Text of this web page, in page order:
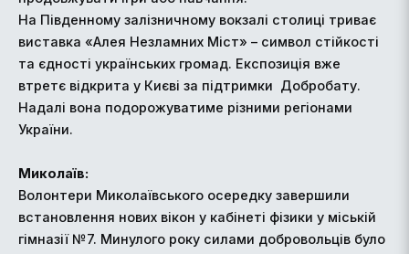
На Південному залізничному вокзалі столиці триває
виставка «Алея Незламних Міст» – символ стійкості
та єдності українських громад. Експозиція вже
втретє відкрита у Києві за підтримки Добробату.
Надалі вона подорожуватиме різними регіонами
України.
Миколаїв:
Волонтери Миколаївського осередку завершили
встановлення нових вікон у кабінеті фізики у міській
гімназії №7. Минулого року силами добровольців було